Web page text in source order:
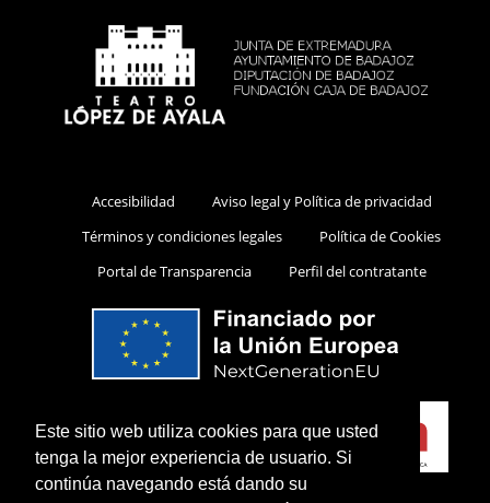
Este sitio web utiliza cookies para que usted
tenga la mejor experiencia de usuario. Si
continúa navegando está dando su
Accesibilidad
Aviso legal y Política de privacidad
Términos y condiciones legales
Política de Cookies
Portal de Transparencia
Perfil del contratante